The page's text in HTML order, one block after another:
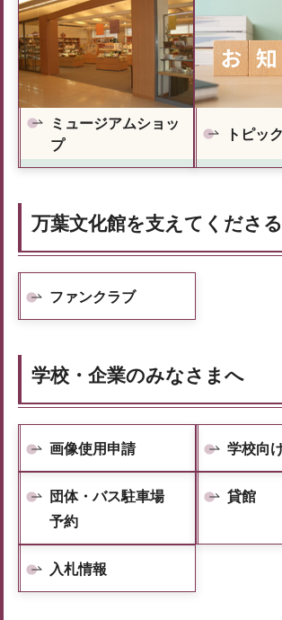
ミュージアムショッ
プ
トピッ
万葉文化館を支えてくださ
ファンクラブ
学校・企業のみなさまへ
画像使用申請 学校向
団体・バス駐車場
予約
貸館
入札情報